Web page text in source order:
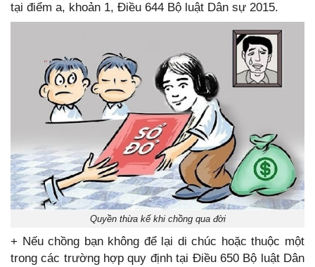
tại điểm a, khoản 1, Điều 644 Bộ luật Dân sự 2015.
Quyền thừa kế khi chồng qua đời
+ Nếu chồng bạn không để lại di chúc hoặc thuộc một
trong các trường hợp quy định tại Điều 650 Bộ luật Dân